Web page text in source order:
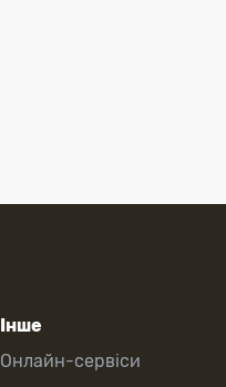
Інше
Онлайн-сервіси